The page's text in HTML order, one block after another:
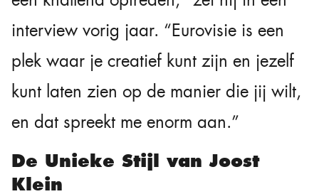
interview vorig jaar. “Eurovisie is een
plek waar je creatief kunt zijn en jezelf
kunt laten zien op de manier die jij wilt,
en dat spreekt me enorm aan.”
De Unieke Stijl van Joost
Klein